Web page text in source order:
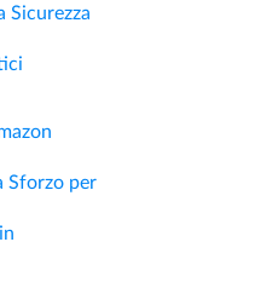
Sicurezza
Sforzo per